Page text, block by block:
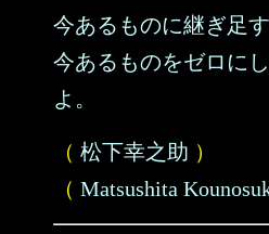
今あるものに継ぎ足す
今あるものをゼロに
よ。
（ 松下幸之助 ）
（ Matsushita